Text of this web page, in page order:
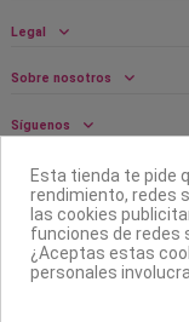
Legal
Sobre nosotros
Síguenos
Boletín
Esta tienda te pide
rendimiento, redes
las cookies
funciones de redes
¿Aceptas estas
personales